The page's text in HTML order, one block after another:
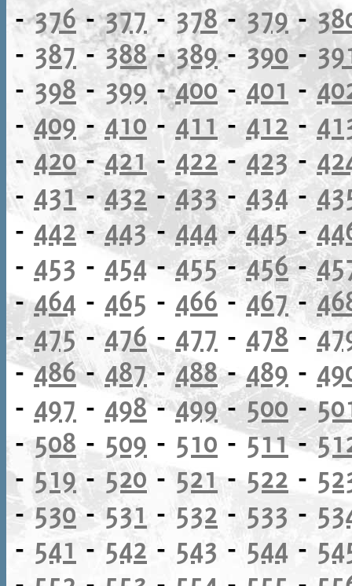
-376-377-378-379-
- 387-388-389-390-
- 398 - 399-400- 401 -
-409 -410 - 411 - 412 -
- 420-421-422 - 423 -
- 431-432-433- 434-
- 442 -443- 444-445-
- 453 - 454-455-456-
-464 - 465 - 466- 467-
-475-476- 477 - 478 -
-486-487-488-489 -
- 497 - 498-499-500-
-508 - 509 - 510 -511-
- 519 -520 - 521- 522 -
- 530-531 - 532 - 533 -
- 541 - 542 - 543 - 544 -